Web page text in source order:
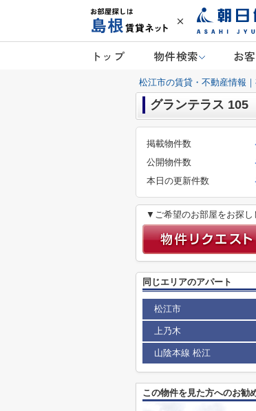
トップ 物件検索 お
松江市の賃貸・不動産情報
グランテラス 105
掲載物件数
公開物件数
本日の更新件数
▼ご希望のお部屋をお探し
同じエリアのアパート
松江市
上乃木
山陰本線 松江
この物件を見た方へのお勧